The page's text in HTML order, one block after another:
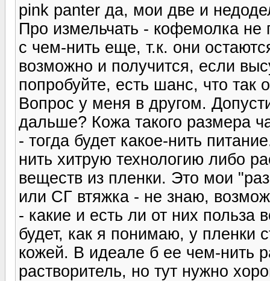
pink panter да, мои две и
Про измельчать - кофемолка
с чем-нить еще, т.к. они
возможно и получится, если
попробуйте, есть шанс, что так
Вопрос у меня в другом.
дальше? Кожа такого размера
- тогда будет какое-нить
нить хитрую технологию либо
веществ из пленки. Это мои
или СГ втяжка - не знаю,
- какие и есть ли от них
будет, как я понимаю, у пленки
кожей. В идеале б ее чем-нить
растворитель, но тут нужно